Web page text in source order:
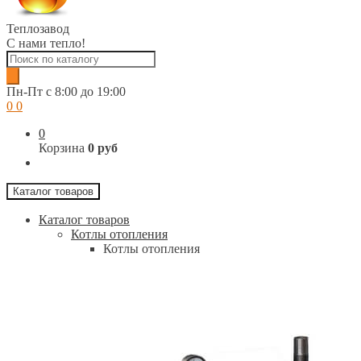
Теплозавод
С нами тепло!
Поиск
товаров
Пн-Пт c 8:00 до 19:00
0 0
0
Корзина 0 руб
Каталог товаров
Каталог товаров
Котлы отопления
Котлы отопления